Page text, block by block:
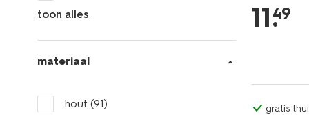
toon alles
materiaal
hout (91)
11.
49
gratis